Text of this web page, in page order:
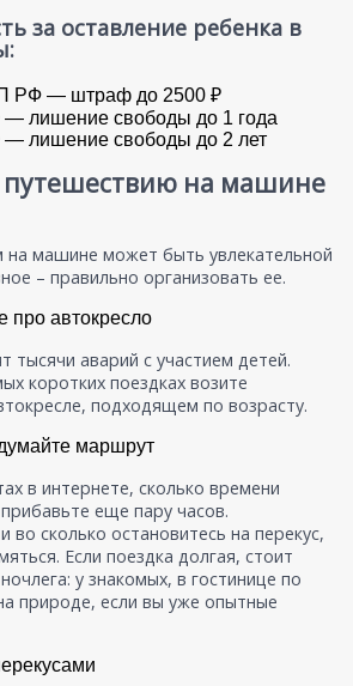
за оставление ребенка в
РФ — штраф до 2500 ₽
— лишение свободы до 1 года
— лишение свободы до 2 лет
путешествию на машине
на машине может быть увлекательной
– правильно организовать ее.
про автокресло
тысячи аварий с участием детей.
коротких поездках возите
подходящем по возрасту.
маршрут
в интернете, сколько времени
еще пару часов.
во сколько остановитесь на перекус,
Если поездка долгая, стоит
у знакомых, в гостинице по
природе, если вы уже опытные